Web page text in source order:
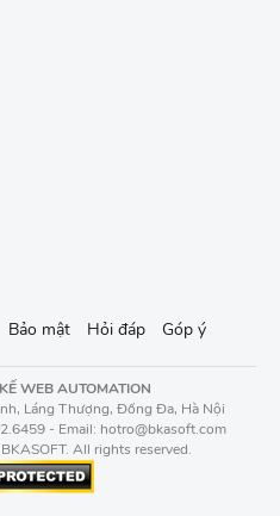
Bảo mật Hỏi đáp Góp ý
WEB AUTOMATION
Láng Thượng, Đống Đa, Hà Nội
- Email: hotro@bkasoft.com
All rights reserved.